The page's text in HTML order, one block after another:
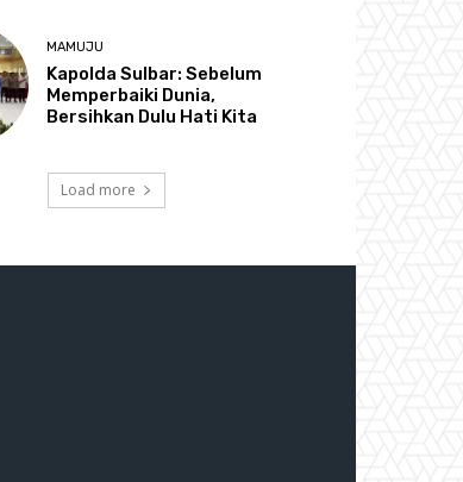
MAMUJU
Kapolda Sulbar: Sebelum
Memperbaiki Dunia,
Bersihkan Dulu Hati Kita
Load more